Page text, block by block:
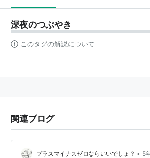
深夜のつぶやき
このタグの解説について
関連ブログ
プラスマイナスゼロならいいでしょ？ • 5